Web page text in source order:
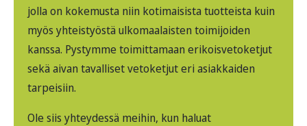
jolla on kokemusta niin kotimaisista tuotteista kuin
myös yhteistyöstä ulkomaalaisten toimijoiden
kanssa. Pystymme toimittamaan erikoisvetoketjut
sekä aivan tavalliset vetoketjut eri asiakkaiden
tarpeisiin.
Ole siis yhteydessä meihin, kun haluat